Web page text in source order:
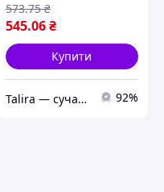
545.06₴
573.75 ₴
Купити
Talira — сучасний онлайн-магазин. Відправка Новою Поштою по Україні. 92%